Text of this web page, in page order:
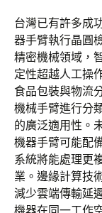
台灣已有許多成
器手臂執行晶圓
精密機械領域，
定性超越人工操
食品包裝與物流
機械手臂進行分
的廣泛適用性。
機器手臂可能配
系統將能處理更
業。邊緣計算技
減少雲端傳輸延
機器在同一工作